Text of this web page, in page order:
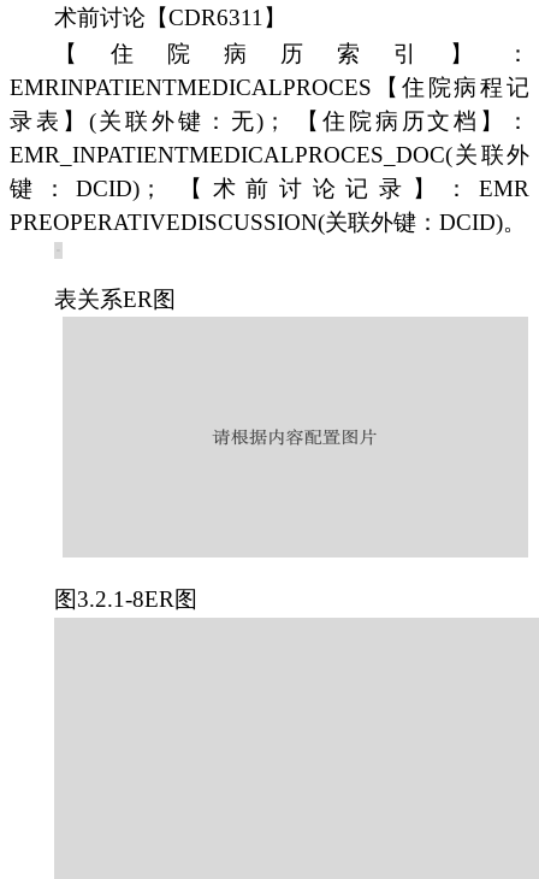
术前讨论【CDR6311】
【住院病历索引】：
EMRINPATIENTMEDICALPROCES【住院病程记
录表】(关联外键：无)； 【住院病历文档】：
EMR_INPATIENTMEDICALPROCES_DOC(关联外
键：DCID)； 【术前讨论记录】：EMR
PREOPERATIVEDISCUSSION(关联外键：DCID)。
表关系ER图
图3.2.1-8ER图